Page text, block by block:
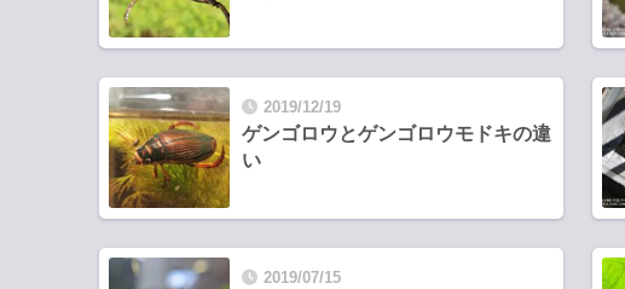
2019/12/19
ゲンゴロウとゲンゴロウモドキの違
い
2019/07/15